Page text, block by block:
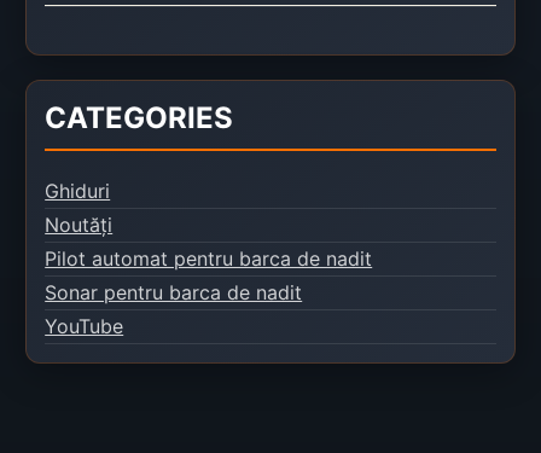
CATEGORIES
Ghiduri
Noutăți
Pilot automat pentru barca de nadit
Sonar pentru barca de nadit
YouTube